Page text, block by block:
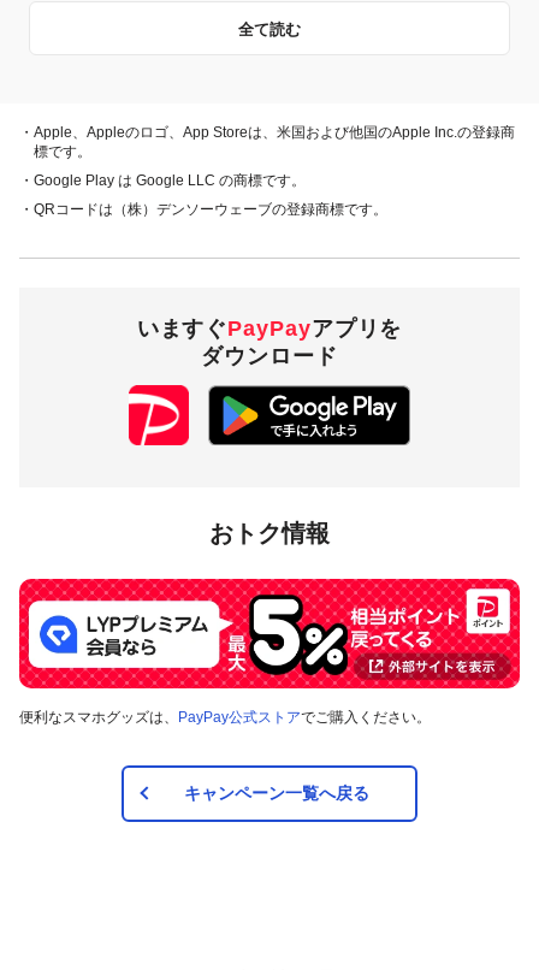
全て読む
ド、PayPayあと払い（一括のみ）でお支払いをしていただい
た方に対し、下表のとおり後日PayPayボーナスを付与しま
（一括のみ）
付与上限
3,000円相当／回・10,000円相当／
月
ルの掲出がある店舗です。事前にアプリの「近くのお店」で
もご確認いただけます。
対象の支払方法
カード、PayPayあと払い（一括のみ）で、その他のお支払方
法は対象外です。また、オンラインでのお支払いはPayPayピ
・Apple、Appleのロゴ、App Storeは、米国および他国のApple Inc.の登録商
標です。
・Google Play は Google LLC の商標です。
・QRコードは（株）デンソーウェーブの登録商標です。
いますぐPayPayアプリを
ダウンロード
おトク情報
便利なスマホグッズは、 PayPay公式ストアでご購入ください。
キャンペーン一覧へ戻る